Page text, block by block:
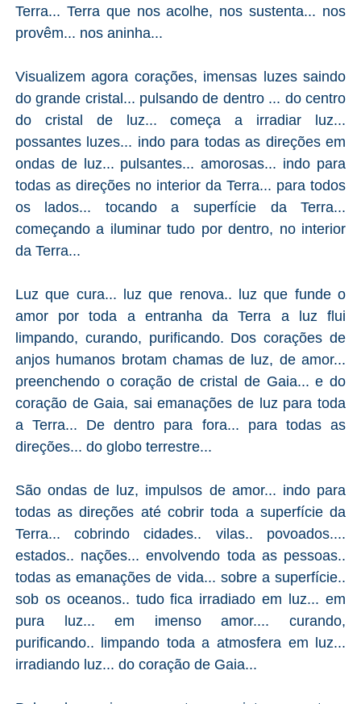
Terra... Terra que nos acolhe, nos sustenta... nos
provêm... nos aninha...
Visualizem agora corações, imensas luzes saindo
do grande cristal... pulsando de dentro ... do centro
do cristal de luz... começa a irradiar luz...
possantes luzes... indo para todas as direções em
ondas de luz... pulsantes... amorosas... indo para
todas as direções no interior da Terra... para todos
os lados... tocando a superfície da Terra...
começando a iluminar tudo por dentro, no interior
da Terra...
Luz que cura... luz que renova.. luz que funde o
amor por toda a entranha da Terra a luz flui
limpando, curando, purificando. Dos corações de
anjos humanos brotam chamas de luz, de amor...
preenchendo o coração de cristal de Gaia... e do
coração de Gaia, sai emanações de luz para toda
a Terra... De dentro para fora... para todas as
direções... do globo terrestre...
São ondas de luz, impulsos de amor... indo para
todas as direções até cobrir toda a superfície da
Terra... cobrindo cidades.. vilas.. povoados....
estados.. nações... envolvendo toda as pessoas..
todas as emanações de vida... sobre a superfície..
sob os oceanos.. tudo fica irradiado em luz... em
pura luz... em imenso amor.... curando,
purificando.. limpando toda a atmosfera em luz...
irradiando luz... do coração de Gaia...